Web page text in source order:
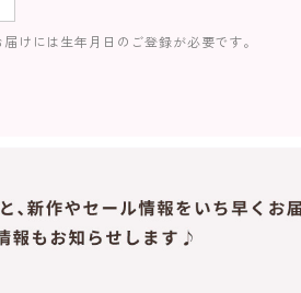
けには生年月日のご登録が必要です。